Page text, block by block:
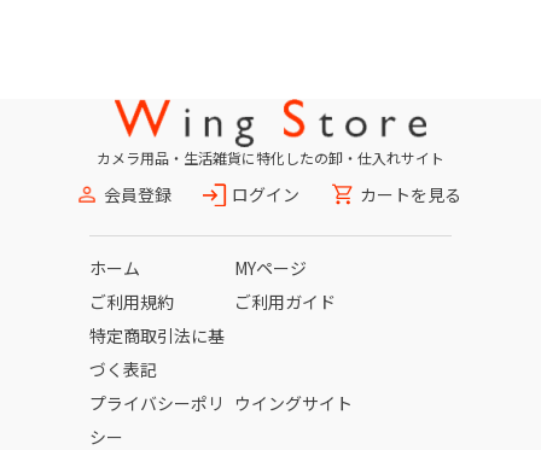
カメラ用品・生活雑貨に特化したの卸・仕入れサイト
会員登録 ログイン カートを見る
ホーム
MYページ
ご利用規約
ご利用ガイド
特定商取引法に基
づく表記
プライバシーポリ
シー
ウイングサイト